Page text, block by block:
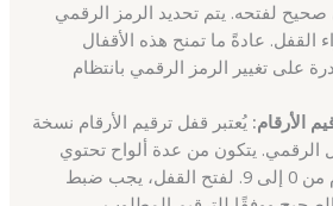
لفتحه. يتم تحديد الرمز الرقمي
القفل. عادةً ما تمنح هذه الأقفال
على تغيير الرمز الرقمي بانتظام
الأرقام: يُعتبر قفل ترقيم الأرقام نسخة
يتكون من عدة ألواح تحتوي
على أزرار الأرقام من 0 إلى 9. لفتح القفل، يجب ضبط